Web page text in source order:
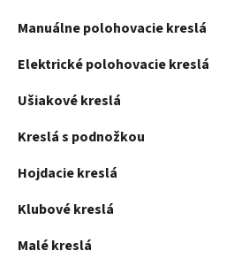
Manuálne polohovacie kreslá
Elektrické polohovacie kreslá
Ušiakové kreslá
Kreslá s podnožkou
Hojdacie kreslá
Klubové kreslá
Malé kreslá